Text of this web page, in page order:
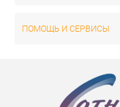
ПОМОЩЬ И СЕРВИСЫ